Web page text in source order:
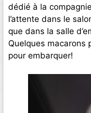
dédié à la
l’attente dans le
que dans la salle
Quelques macarons
pour embarquer!